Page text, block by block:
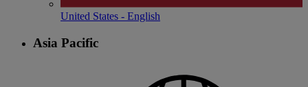
United States - English
Asia Pacific